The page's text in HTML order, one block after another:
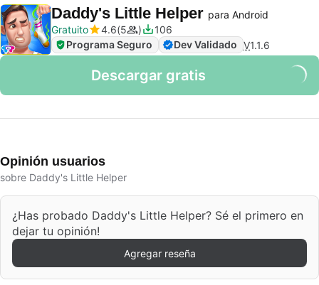
Daddy's Little Helper para Android
Gratuito
4.6 5
106
Programa Seguro
Dev Validado V1.1.6
Descargar gratis
Opinión usuarios
sobre Daddy's Little Helper
¿Has probado Daddy's Little Helper? Sé el primero en
dejar tu opinión!
Agregar reseña